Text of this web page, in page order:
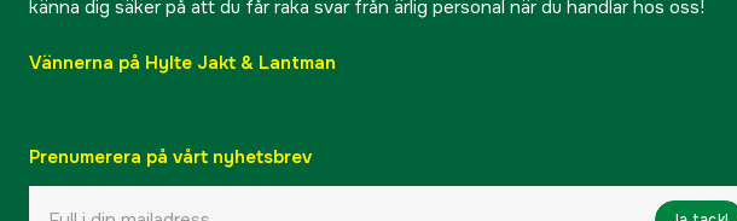
känna dig säker på att du får raka svar från ärlig personal när du handlar hos oss!
Vännerna på Hylte Jakt & Lantman
Prenumerera på vårt nyhetsbrev